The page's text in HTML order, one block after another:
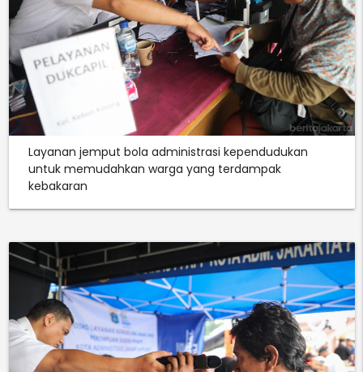
Layanan jemput bola administrasi kependudukan
untuk memudahkan warga yang terdampak
kebakaran